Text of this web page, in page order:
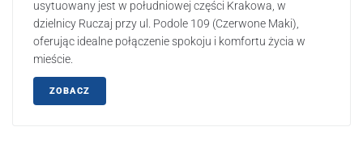
usytuowany jest w południowej części Krakowa, w
dzielnicy Ruczaj przy ul. Podole 109 (Czerwone Maki),
oferując idealne połączenie spokoju i komfortu życia w
mieście.
ZOBACZ